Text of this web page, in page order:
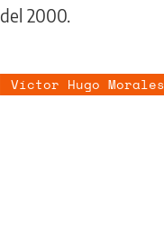
del 2000.
Víctor Hugo Morales